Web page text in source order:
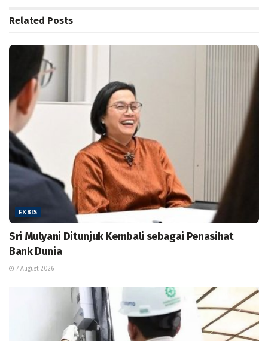
Related Posts
EKBIS
Sri Mulyani Ditunjuk Kembali sebagai Penasihat
Bank Dunia
7 August 2026